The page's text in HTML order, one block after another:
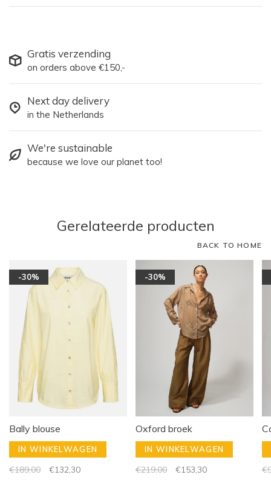
Gratis verzending
on orders above €150,-
Next day delivery
in the Netherlands
We're sustainable
because we love our planet too!
Gerelateerde producten
BACK TO HOME
-30%
Bally blouse
IN WINKELWAGEN
€189,00 €132,30
-30%
Oxford broek
IN WINKELWAGEN
€219,00 €153,30